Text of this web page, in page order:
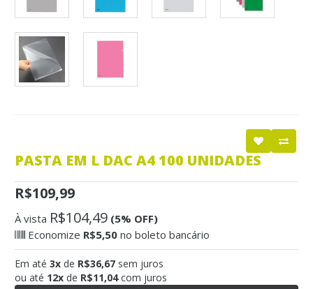
PASTA EM L DAC A4 100 UNIDADES
R$109,99
À vista R$104,49 (5% OFF)
Economize R$5,50 no boleto bancário
Em até 3x de R$36,67 sem juros
ou até 12x de R$11,04com juros